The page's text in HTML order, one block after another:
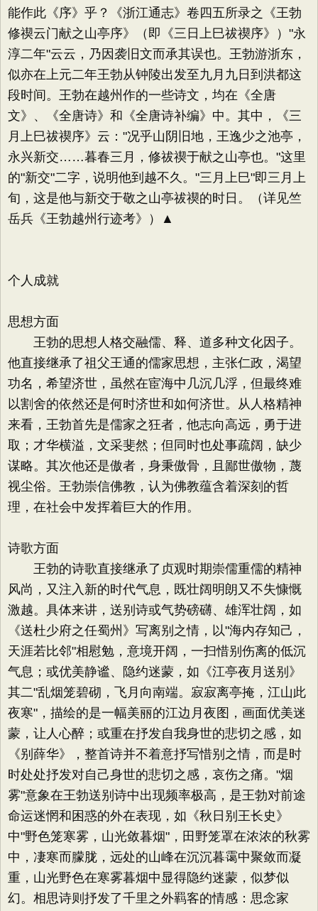
能作此《序》乎？《浙江通志》卷四五所录之《王勃
修禊云门献之山亭序》（即《三日上巳祓禊序》）"永
淳二年"云云，乃因袭旧文而承其误也。王勃游浙东，
似亦在上元二年王勃从钟陵出发至九月九日到洪都这
段时间。王勃在越州作的一些诗文，均在《全唐
文》、《全唐诗》和《全唐诗补编》中。其中，《三
月上巳祓禊序》云："况乎山阴旧地，王逸少之池亭，
永兴新交……暮春三月，修祓禊于献之山亭也。"这里
的"新交"二字，说明他到越不久。"三月上巳"即三月上
旬，这是他与新交于敬之山亭祓禊的时日。（详见竺
岳兵《王勃越州行迹考》）▲
个人成就
思想方面
王勃的思想人格交融儒、释、道多种文化因子。
他直接继承了祖父王通的儒家思想，主张仁政，渴望
功名，希望济世，虽然在宦海中几沉几浮，但最终难
以割舍的依然还是何时济世和如何济世。从人格精神
来看，王勃首先是儒家之狂者，他志向高远，勇于进
取；才华横溢，文采斐然；但同时也处事疏阔，缺少
谋略。其次他还是傲者，身秉傲骨，且鄙世傲物，蔑
视尘俗。王勃崇信佛教，认为佛教蕴含着深刻的哲
理，在社会中发挥着巨大的作用。
诗歌方面
王勃的诗歌直接继承了贞观时期崇儒重儒的精神
风尚，又注入新的时代气息，既壮阔明朗又不失慷慨
激越。具体来讲，送别诗或气势磅礴、雄浑壮阔，如
《送杜少府之任蜀州》写离别之情，以"海内存知己，
天涯若比邻"相慰勉，意境开阔，一扫惜别伤离的低沉
气息；或优美静谧、隐约迷蒙，如《江亭夜月送别》
其二"乱烟笼碧砌，飞月向南端。寂寂离亭掩，江山此
夜寒"，描绘的是一幅美丽的江边月夜图，画面优美迷
蒙，让人心醉；或重在抒发自我身世的悲切之感，如
《别薛华》，整首诗并不着意抒写惜别之情，而是时
时处处抒发对自己身世的悲切之感，哀伤之痛。"烟
雾"意象在王勃送别诗中出现频率极高，是王勃对前途
命运迷惘和困惑的外在表现，如《秋日别王长史》
中"野色笼寒雾，山光敛暮烟"，田野笼罩在浓浓的秋雾
中，凄寒而朦胧，远处的山峰在沉沉暮霭中聚敛而凝
重，山光野色在寒雾暮烟中显得隐约迷蒙，似梦似
幻。相思诗则抒发了千里之外羁客的情感：思念家